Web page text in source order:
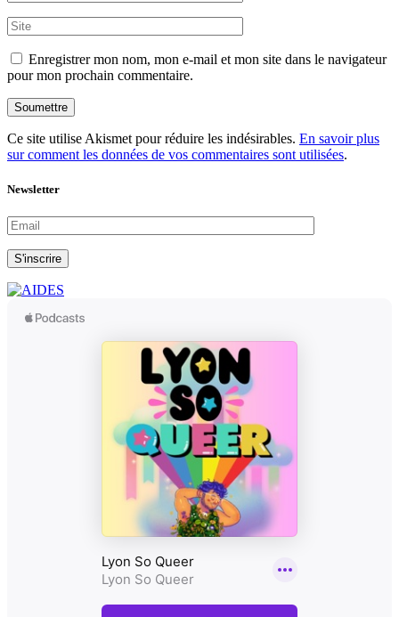
Enregistrer mon nom, mon e-mail et mon site dans le navigateur
pour mon prochain commentaire.
Soumettre
Ce site utilise Akismet pour réduire les indésirables. En savoir plus
sur comment les données de vos commentaires sont utilisées.
Newsletter
S'inscrire